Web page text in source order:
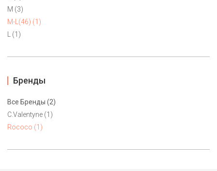
Кардиган Rococo M, M-L(46)
M (3)
M-L(46) (1)
L (1)
Бренды
Все Бренды (2)
C.Valentyne (1)
Rococo (1)